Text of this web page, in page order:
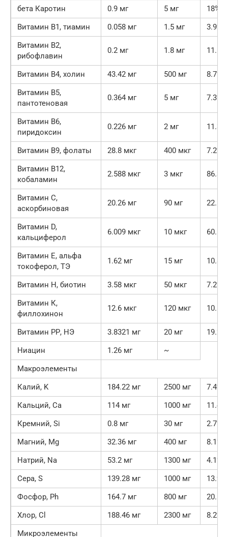
бета Каротин
0.9 мг 5 мг
18%
Витамин В1, тиамин
0.058 мг 1.5 мг
3.9%
Витамин В2,
рибофлавин
0.2 мг 1.8 мг 11.1%
Витамин В4, холин 43.42 мг 500 мг
8.7%
Витамин В5,
пантотеновая
0.364 мг 5 мг 7.3%
Витамин В6,
пиридоксин
0.226 мг 2 мг 11.3%
Витамин В9, фолаты 28.8 мкг 400 мкг
7.2%
Витамин В12,
кобаламин
2.588 мкг 3 мкг 86.3%
Витамин C,
аскорбиновая
20.26 мг 90 мг 22.5%
Витамин D,
кальциферол
6.009 мкг 10 мкг 60.1%
Витамин Е, альфа
токоферол, ТЭ
1.62 мг 15 мг 10.8%
Витамин Н, биотин 3.58 мкг 50 мкг
7.2%
Витамин К,
филлохинон
12.6 мкг 120 мкг 10.5%
Витамин РР, НЭ 3.8321 мг 20 мг
19.2%
Ниацин
1.26 мг
~
Макроэлементы
Калий, K
184.22 мг 2500 мг
7.4%
Кальций, Ca
114 мг 1000 мг
11.4%
Кремний, Si
0.8 мг 30 мг
2.7%
Магний, Mg
32.36 мг 400 мг
8.1%
Натрий, Na
53.2 мг 1300 мг
4.1%
Сера, S
139.28 мг 1000 мг
13.9%
Фосфор, Ph
164.7 мг 800 мг
20.6%
Хлор, Cl
188.46 мг 2300 мг
8.2%
Микроэлементы